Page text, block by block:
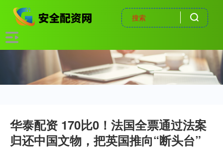
华泰配资 170比0！法国全票通过法案
归还中国文物，把英国推向“断头台”